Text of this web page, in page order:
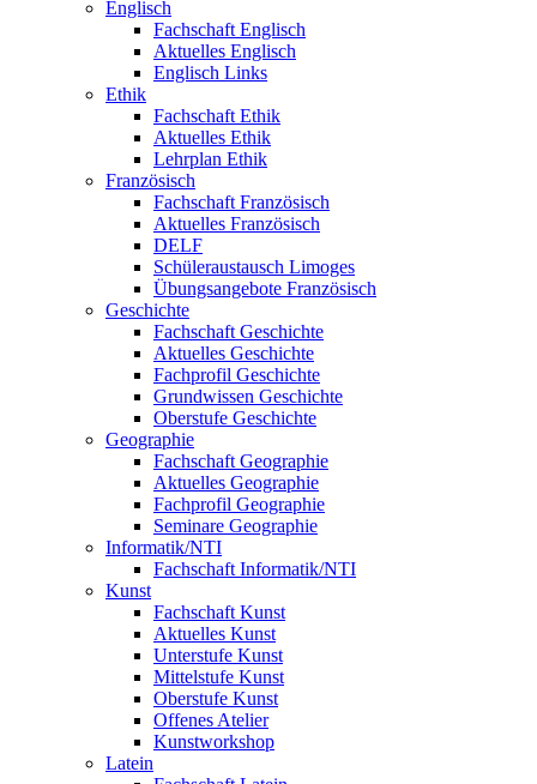
Englisch
Fachschaft Englisch
Aktuelles Englisch
Englisch Links
Ethik
Fachschaft Ethik
Aktuelles Ethik
Lehrplan Ethik
Französisch
Fachschaft Französisch
Aktuelles Französisch
DELF
Schüleraustausch Limoges
Übungsangebote Französisch
Geschichte
Fachschaft Geschichte
Aktuelles Geschichte
Fachprofil Geschichte
Grundwissen Geschichte
Oberstufe Geschichte
Geographie
Fachschaft Geographie
Aktuelles Geographie
Fachprofil Geographie
Seminare Geographie
Informatik/NTI
Fachschaft Informatik/NTI
Kunst
Fachschaft Kunst
Aktuelles Kunst
Unterstufe Kunst
Mittelstufe Kunst
Oberstufe Kunst
Offenes Atelier
Kunstworkshop
Latein